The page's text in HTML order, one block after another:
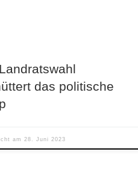
das politische
am 28. Juni 2023